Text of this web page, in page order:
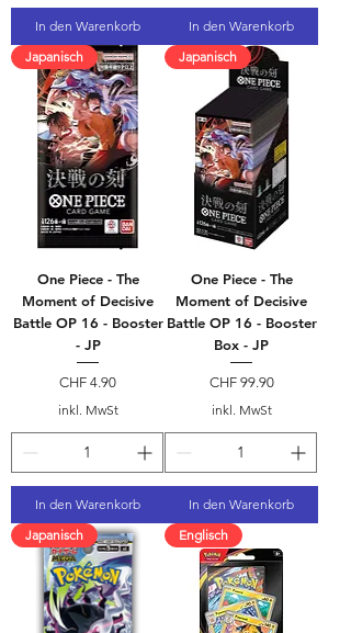
In den Warenkorb
In den Warenkorb
Japanisch
One Piece - The
Moment of Decisive
Battle OP 16 - Booster
- JP
Preis
CHF 4.90
inkl. MwSt
In den Warenkorb
Japanisch
One Piece - The
Moment of Decisive
Battle OP 16 - Booster
Box - JP
Preis
CHF 99.90
inkl. MwSt
In den Warenkorb
Japanisch
Englisch